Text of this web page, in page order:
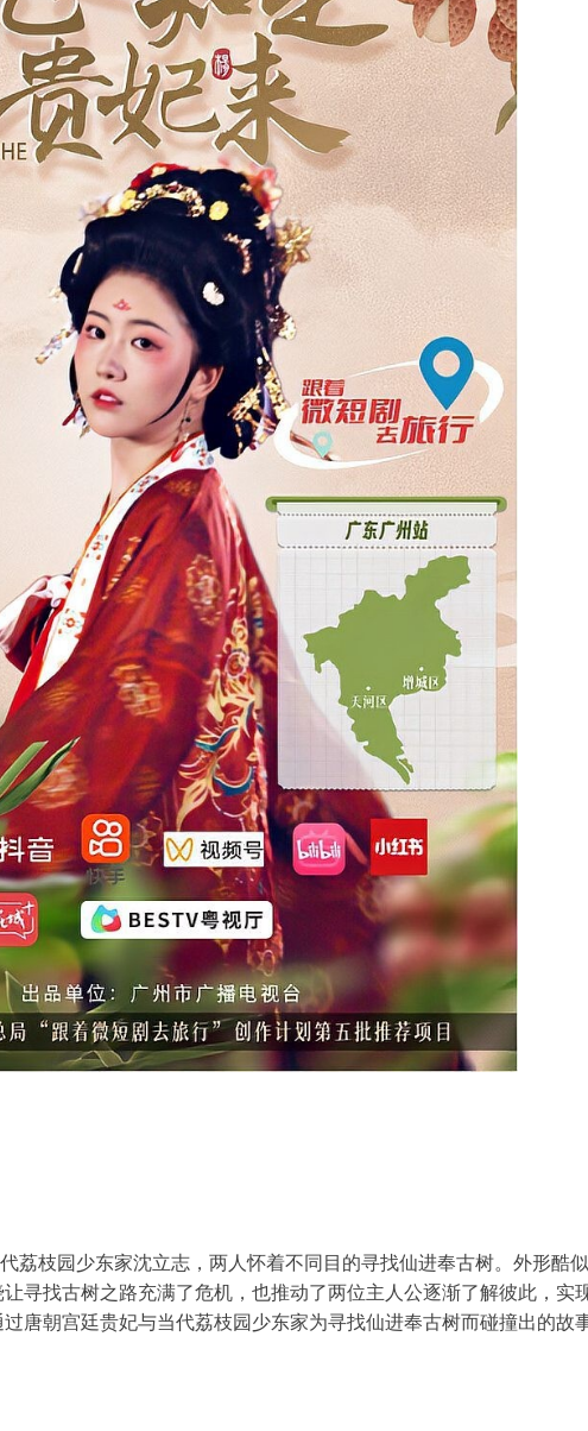
枝园少东家沈立志，两人怀着不同目的寻找仙进奉古树。外形酷
寻找古树之路充满了危机，也推动了两位主人公逐渐了解彼此，实
唐朝宫廷贵妃与当代荔枝园少东家为寻找仙进奉古树而碰撞出的故